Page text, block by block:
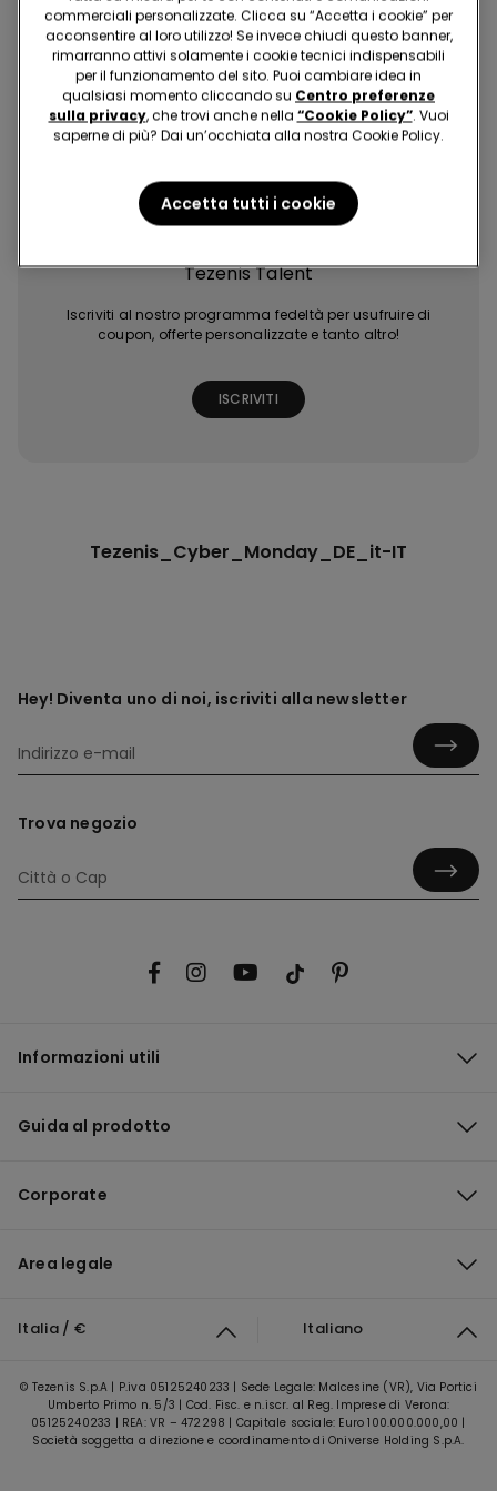
Acquisti facili e
Ultime tendenze
Promozioni
Extra punti con
Tezenis Talent
Iscriviti al nostro programma fedeltà per usufruire di
coupon, offerte personalizzate e tanto altro!
ISCRIVITI
Tezenis_Cyber_Monday_DE_it-IT
Hey! Diventa uno di noi, iscriviti alla newsletter
Trova negozio
Informazioni utili
Guida al prodotto
Corporate
Area legale
Italia / € Italiano
© Tezenis S.p.A | P.iva 05125240233 | Sede Legale: Malcesine (VR), Via Portici
Umberto Primo n. 5/3 | Cod. Fisc. e n.iscr. al Reg. Imprese di Verona:
05125240233 | REA: VR – 472298 | Capitale sociale: Euro 100.000.000,00 |
Società soggetta a direzione e coordinamento di Oniverse Holding S.p.A.
commerciali personalizzate. Clicca su “Accetta i cookie” per
acconsentire al loro utilizzo! Se invece chiudi questo banner,
rimarranno attivi solamente i cookie tecnici indispensabili
per il funzionamento del sito. Puoi cambiare idea in
qualsiasi momento cliccando su Centro preferenze
sulla privacy, che trovi anche nella “Cookie Policy”. Vuoi
saperne di più? Dai un’occhiata alla nostra Cookie Policy.
Accetta tutti i cookie